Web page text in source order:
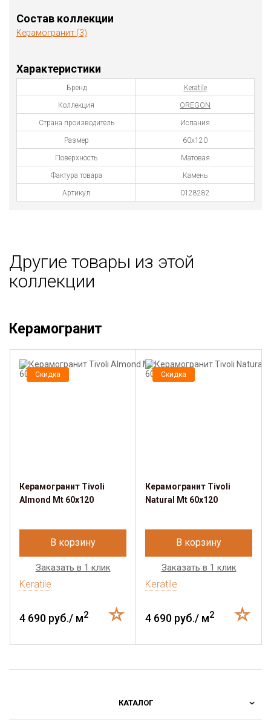
Состав коллекции
Керамогранит (3)
Характеристики
Бренд Keratile
Коллекция OREGON
Страна производитель Испания
Размер 60x120
Поверхность Матовая
Фактура товара Камень
Артикул 0128282
Другие товары из этой
коллекции
Керамогранит
Скидка
Керамогранит Tivoli
Almond Mt 60x120
В корзину
Заказать в 1 клик
Keratile
4 690 руб./ м2
Скидка
Керамогранит Tivoli
Natural Mt 60x120
В корзину
Заказать в 1 клик
Keratile
4 690 руб./ м2
КАТАЛОГ